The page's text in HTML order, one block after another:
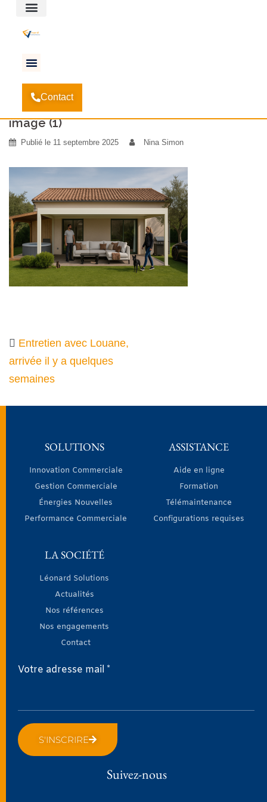
Contact
Accueil-Entretien avec Louane, arrivée il y a
quelques semaines
image (1)
Publié le 11 septembre 2025 Nina Simon
Entretien avec Louane,
arrivée il y a quelques
semaines
SOLUTIONS
Innovation Commerciale
Gestion Commerciale
Énergies Nouvelles
Performance Commerciale
ASSISTANCE
Aide en ligne
Formation
Télémaintenance
Configurations requises
LA SOCIÉTÉ
Léonard Solutions
Actualités
Nos références
Nos engagements
Contact
Votre adresse mail *
S'INSCRIRE
Suivez-nous